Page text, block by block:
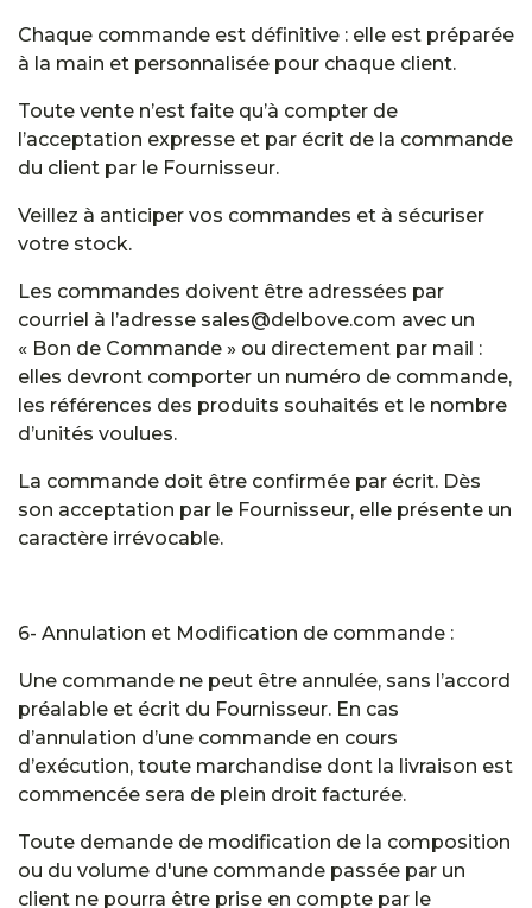
Chaque commande est définitive : elle est préparée
à la main et personnalisée pour chaque client.
Toute vente n’est faite qu’à compter de
l’acceptation expresse et par écrit de la commande
du client par le Fournisseur.
Veillez à anticiper vos commandes et à sécuriser
votre stock.
Les commandes doivent être adressées par
courriel à l’adresse sales@delbove.com avec un
« Bon de Commande » ou directement par mail :
elles devront comporter un numéro de commande,
les références des produits souhaités et le nombre
d’unités voulues.
La commande doit être confirmée par écrit. Dès
son acceptation par le Fournisseur, elle présente un
caractère irrévocable.
6- Annulation et Modification de commande :
Une commande ne peut être annulée, sans l’accord
préalable et écrit du Fournisseur. En cas
d’annulation d’une commande en cours
d’exécution, toute marchandise dont la livraison est
commencée sera de plein droit facturée.
Toute demande de modification de la composition
ou du volume d'une commande passée par un
client ne pourra être prise en compte par le